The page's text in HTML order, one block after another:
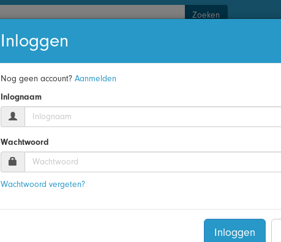
Zoeken
Aanschaffen
Inloggen
Nog geen account? Aanmelden
Inlognaam
Wachtwoord
Wachtwoord vergeten?
Inloggen